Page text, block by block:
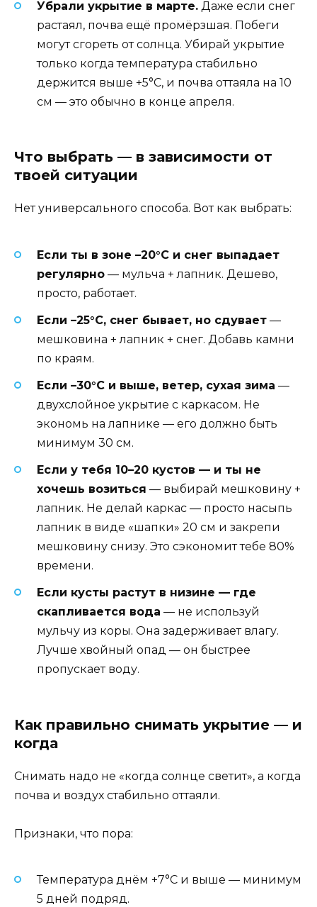
Убрали укрытие в марте. Даже если снег
растаял, почва ещё промёрзшая. Побеги
могут сгореть от солнца. Убирай укрытие
только когда температура стабильно
держится выше +5°C, и почва оттаяла на 10
см — это обычно в конце апреля.
Что выбрать — в зависимости от
твоей ситуации
Нет универсального способа. Вот как выбрать:
Если ты в зоне –20°C и снег выпадает
регулярно — мульча + лапник. Дешево,
просто, работает.
Если –25°C, снег бывает, но сдувает —
мешковина + лапник + снег. Добавь камни
по краям.
Если –30°C и выше, ветер, сухая зима —
двухслойное укрытие с каркасом. Не
экономь на лапнике — его должно быть
минимум 30 см.
Если у тебя 10–20 кустов — и ты не
хочешь возиться — выбирай мешковину +
лапник. Не делай каркас — просто насыпь
лапник в виде «шапки» 20 см и закрепи
мешковину снизу. Это сэкономит тебе 80%
времени.
Если кусты растут в низине — где
скапливается вода — не используй
мульчу из коры. Она задерживает влагу.
Лучше хвойный опад — он быстрее
пропускает воду.
Как правильно снимать укрытие — и
когда
Снимать надо не «когда солнце светит», а когда
почва и воздух стабильно оттаяли.
Признаки, что пора:
Температура днём +7°C и выше — минимум
5 дней подряд.